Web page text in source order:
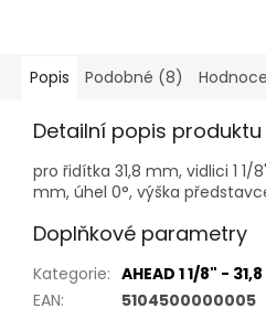
Popis Podobné (8)
Detailní popis produktu
pro řidítka 31,8 mm, vidlici 1 1/
mm, úhel 0°, výška
Doplňkové parametry
Kategorie: AHEAD 1 1/8" - 31,8
EAN: 5104500000005